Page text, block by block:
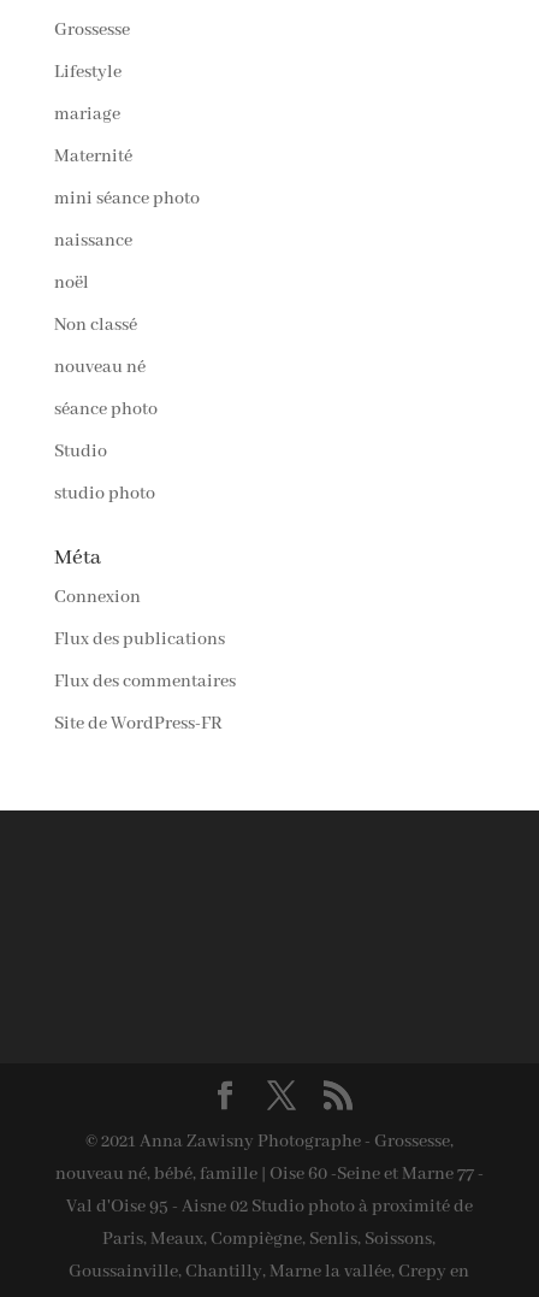
Grossesse
Lifestyle
mariage
Maternité
mini séance photo
naissance
noël
Non classé
nouveau né
séance photo
Studio
studio photo
Méta
Connexion
Flux des publications
Flux des commentaires
Site de WordPress-FR
© 2021 Anna Zawisny Photographe - Grossesse,
nouveau né, bébé, famille | Oise 60 -Seine et Marne 77 -
Val d'Oise 95 - Aisne 02 Studio photo à proximité de
Paris, Meaux, Compiègne, Senlis, Soissons,
Goussainville, Chantilly, Marne la vallée, Crepy en